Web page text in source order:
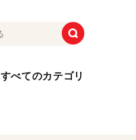
すべてのカテゴリ